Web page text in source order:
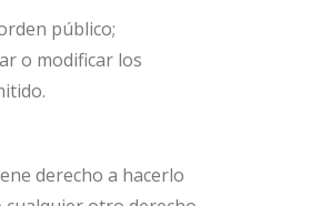
público;
o modificar los
derecho a hacerlo